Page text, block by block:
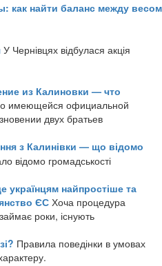
как найти баланс между весом
У Чернівцях відбулася акція
из Калиновки — что
имеющейся официальной
двух братьев
з Калинівки — що відомо
відомо громадськості
українцям найпростіше та
ЄС Хоча процедура
роки, існують
Правила поведінки в умовах